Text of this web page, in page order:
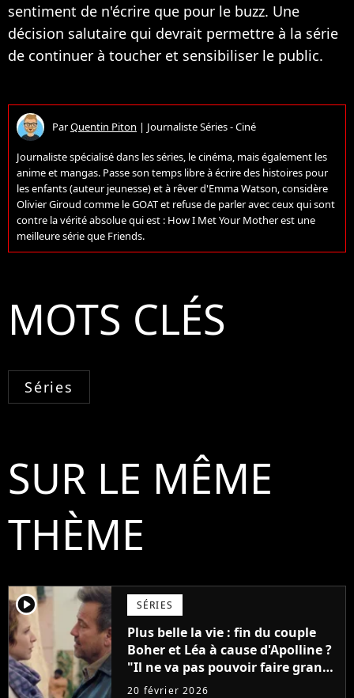
sentiment de n'écrire que pour le buzz. Une
décision salutaire qui devrait permettre à la série
de continuer à toucher et sensibiliser le public.
ParQuentin Piton | Journaliste Séries - Ciné
Journaliste spécialisé dans les séries, le cinéma, mais également les
anime et mangas. Passe son temps libre à écrire des histoires pour
les enfants (auteur jeunesse) et à rêver d'Emma Watson, considère
Olivier Giroud comme le GOAT et refuse de parler avec ceux qui sont
contre la vérité absolue qui est : How I Met Your Mother est une
meilleure série que Friends.
MOTS CLÉS
Séries
SUR LE MÊME
THÈME
player2 SÉRIES
Plus belle la vie : fin du couple
Boher et Léa à cause d'Apolline ?
"Il ne va pas pouvoir faire grand-
chose"
20 février 2026